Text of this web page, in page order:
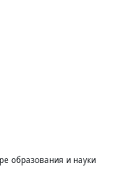
образования и науки